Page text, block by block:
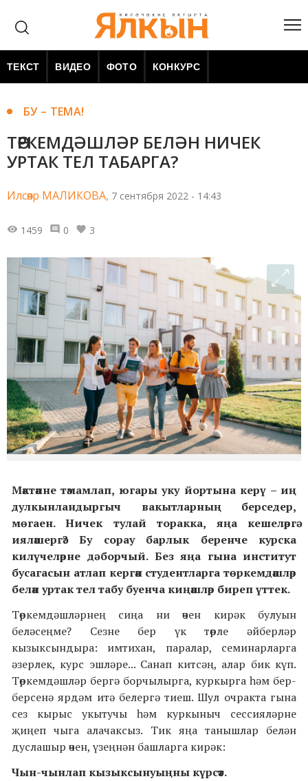
ТЕКСТ ВИДЕО ФОТО КОНКУРС
БУ – ТЕМА!
ТӨРКЕМДӘШЛӘР БЕЛӘН НИЧЕК
УРТАК ТЕЛ ТАБАРГА?
Илсөяр МАЛИКОВА, 7 сентября 2022 - 14:43
1459 0 3
Мәктәпне тәмамлап, югары уку йортына керү – иң
дулкынландыргыч вакытларның берседер,
мөгаен. Ничек тулай торакка, яңа кешеләргә
ияләшергә? Бу сорау барлык беренче курска
килүчеләрне дә борчый. Без яңа гына институт
бусагасын атлап кергән студентларга төркемдәшләр
белән уртак тел табу буенча киңәшләр биреп үттек.
Төркемдәшләрнең сиңа ни өчен кирәк булуын
беләсеңме? Сезне бер үк төрле әйберләр
кызыксындыра: имтихан, паралар, семинарларга
әзерлек, курс эшләре... Санап китсәң, алар бик күп.
Төркемдәшләр бергә борчылырга, куркырга һәм бер-
берсенә ярдәм итә белергә тиеш. Шул очракта гына
сез кырыс укытучы һәм куркыныч сессияләрне
җиңеп чыга алачаксыз. Тик яңа танышлар белән
дуслашыр өчен, үзеңнән башларга кирәк:
Чын-чынлап кызыксынуыңны күрсәт.